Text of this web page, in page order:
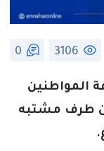
3106
0
المواطنين
طرف مشتبه